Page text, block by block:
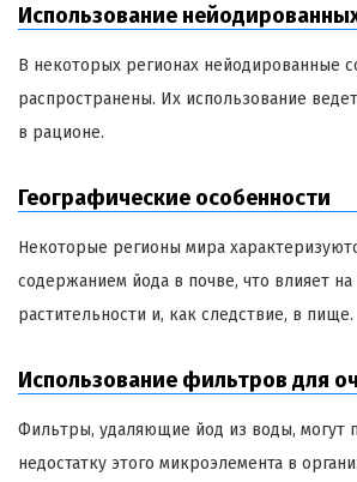
Использование
В некоторых регионах нейодированные
распространены. Их использование
в рационе.
Географические особенности
Некоторые регионы мира
содержанием йода в почве, что влияет
растительности и, как следствие, в пище.
Использование фильтров для
Фильтры, удаляющие йод из воды, могут
недостатку этого микроэлемента в